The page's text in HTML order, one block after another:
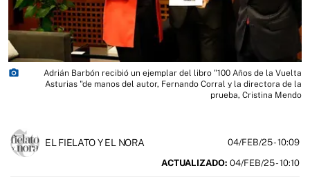
photo_camera
Adrián Barbón recibió un ejemplar del libro "100 Años de la Vuelta
Asturias "de manos del autor, Fernando Corral y la directora de la
prueba, Cristina Mendo
EL FIELATO Y EL NORA 04/FEB/25- 10:09
ACTUALIZADO: 04/FEB/25 - 10:10